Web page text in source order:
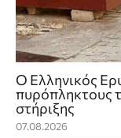
Ο Ελληνικός
πυρόπληκτους
στήριξης
07.08.2026